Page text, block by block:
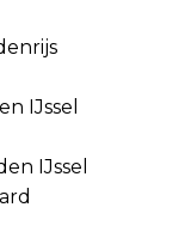
IJssel
IJssel